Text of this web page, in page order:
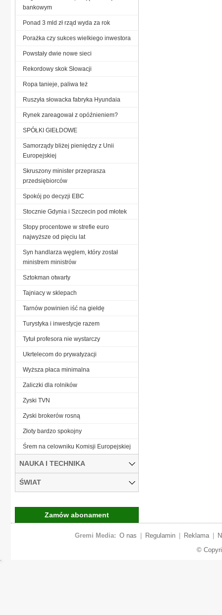
bankowym
Ponad 3 mld zł rząd wyda za rok
Porażka czy sukces wielkiego inwestora
Powstały dwie nowe sieci
Rekordowy skok Słowacji
Ropa tanieje, paliwa też
Ruszyła słowacka fabryka Hyundaia
Rynek zareagował z opóźnieniem?
SPÓŁKI GIEŁDOWE
Samorządy bliżej pieniędzy z Unii
Europejskiej
Skruszony minister przeprasza
przedsiębiorców
Spokój po decyzji EBC
Stocznie Gdynia i Szczecin pod młotek
Stopy procentowe w strefie euro
najwyższe od pięciu lat
Syn handlarza węglem, który został
ministrem ministrów
Sztokman otwarty
Tajniacy w sklepach
Tarnów powinien iść na giełdę
Turystyka i inwestycje razem
Tytuł profesora nie wystarczy
Ukrtelecom do prywatyzacji
Wyższa płaca minimalna
Zaliczki dla rolników
Zyski TVN
Zyski brokerów rosną
Złoty bardzo spokojny
Śrem na celowniku Komisji Europejskiej
NAUKA I TECHNIKA
ŚWIAT
Zamów abonament
Gremi Media: O nas Regulamin Reklama
©